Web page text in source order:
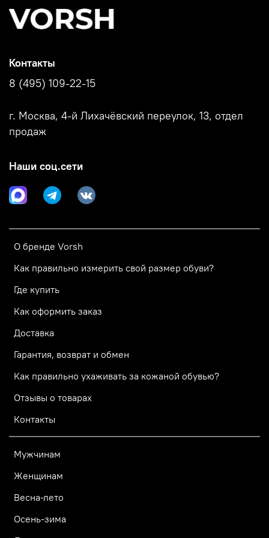
О бренде Vorsh
Как правильно измерить свой размер обуви?
Где купить
Как оформить заказ
Доставка
Гарантия, возврат и обмен
Как правильно ухаживать за кожаной обувью?
Отзывы о товарах
Контакты
Мужчинам
Женщинам
Весна-лето
Осень-зима
Контакты
8 (495) 109-22-15
г. Москва, 4-й Лихачёвский переулок, 13, отдел
продаж
Наши соц.сети